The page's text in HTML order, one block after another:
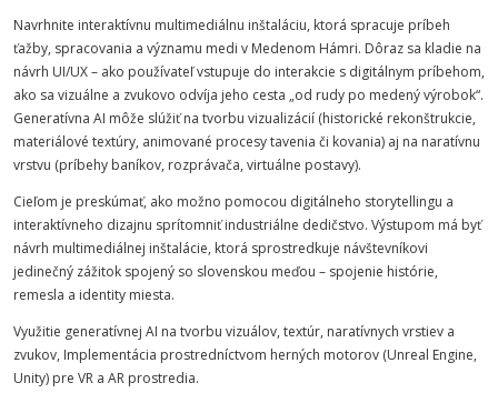
Navrhnite interaktívnu multimediálnu inštaláciu, ktorá spracuje príbeh
ťažby, spracovania a významu medi v Medenom Hámri. Dôraz sa kladie na
návrh UI/UX – ako používateľ vstupuje do interakcie s digitálnym príbehom,
ako sa vizuálne a zvukovo odvíja jeho cesta „od rudy po medený výrobok“.
Generatívna AI môže slúžiť na tvorbu vizualizácií (historické rekonštrukcie,
materiálové textúry, animované procesy tavenia či kovania) aj na naratívnu
vrstvu (príbehy baníkov, rozprávača, virtuálne postavy).
Cieľom je preskúmať, ako možno pomocou digitálneho storytellingu a
interaktívneho dizajnu sprítomniť industriálne dedičstvo. Výstupom má byť
návrh multimediálnej inštalácie, ktorá sprostredkuje návštevníkovi
jedinečný zážitok spojený so slovenskou meďou – spojenie histórie,
remesla a identity miesta.
Využitie generatívnej AI na tvorbu vizuálov, textúr, naratívnych vrstiev a
zvukov, Implementácia prostredníctvom herných motorov (Unreal Engine,
Unity) pre VR a AR prostredia.